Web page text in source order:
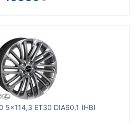
5x114,3 ET30 DIA60,1 (HB)